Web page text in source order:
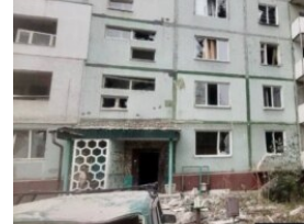
СВІТ
ПРИАЗОВ’Я
КИТАЙ.ВИКЛИКИ
МУЛЬТИМЕДІА
ФОТО
СПЕЦПРОЄКТИ